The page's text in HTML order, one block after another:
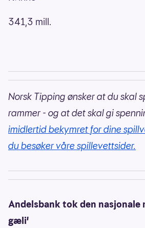
341,3 mill.
Norsk Tipping ønsker at du skal
rammer - og at det skal gi
imidlertid bekymret for dine
du besøker våre spillevettsider.
Andelsbank tok den
gæli'